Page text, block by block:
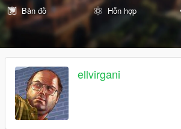
Bản đồ
Hỗn hợp
ellvirgani